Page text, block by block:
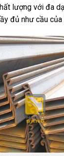
lượng với đa
đủ như cầu của